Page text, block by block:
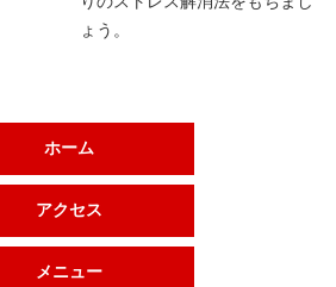
ょう。
ホーム
アクセス
メニュー